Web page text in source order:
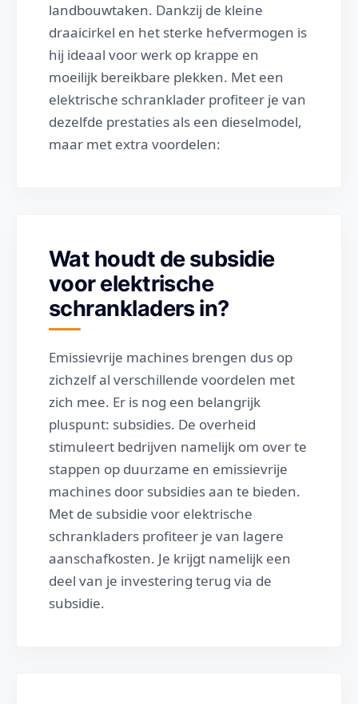
landbouwtaken. Dankzij de kleine
draaicirkel en het sterke hefvermogen is
hij ideaal voor werk op krappe en
moeilijk bereikbare plekken. Met een
elektrische schranklader profiteer je van
dezelfde prestaties als een dieselmodel,
maar met extra voordelen:
Wat houdt de subsidie
voor elektrische
schrankladers in?
Emissievrije machines brengen dus op
zichzelf al verschillende voordelen met
zich mee. Er is nog een belangrijk
pluspunt: subsidies. De overheid
stimuleert bedrijven namelijk om over te
stappen op duurzame en emissievrije
machines door subsidies aan te bieden.
Met de subsidie voor elektrische
schrankladers profiteer je van lagere
aanschafkosten. Je krijgt namelijk een
deel van je investering terug via de
subsidie.